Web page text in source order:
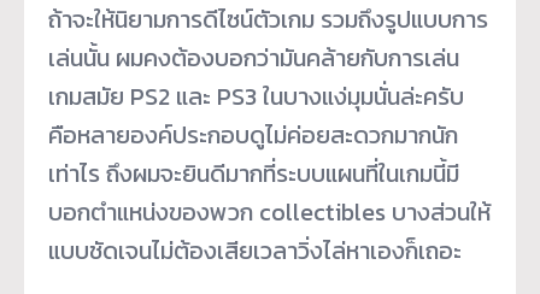
ถ้าจะให้นิยามการดีไซน์ตัวเกม รวมถึงรูปแบบการ
เล่นนั้น ผมคงต้องบอกว่ามันคล้ายกับการเล่น
เกมสมัย PS2 และ PS3 ในบางแง่มุมนั่นล่ะครับ
คือหลายองค์ประกอบดูไม่ค่อยสะดวกมากนัก
เท่าไร ถึงผมจะยินดีมากที่ระบบแผนที่ในเกมนี้มี
บอกตำแหน่งของพวก collectibles บางส่วนให้
แบบชัดเจนไม่ต้องเสียเวลาวิ่งไล่หาเองก็เถอะ